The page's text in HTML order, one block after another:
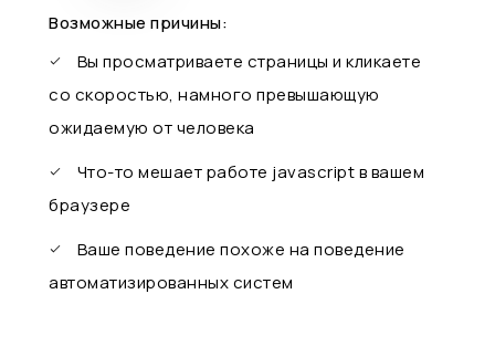
Возможные причины:
Вы просматриваете страницы и кликаете
со скоростью, намного превышающую
ожидаемую от человека
Что-то мешает работе javascript в вашем
браузере
Ваше поведение похоже на поведение
автоматизированных систем